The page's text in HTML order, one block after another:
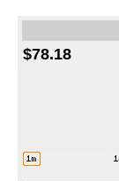
$78.18